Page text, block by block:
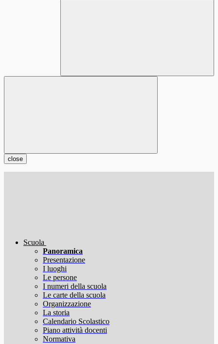
close
Scuola
Panoramica
Presentazione
I luoghi
Le persone
I numeri della scuola
Le carte della scuola
Organizzazione
La storia
Calendario Scolastico
Piano attività docenti
Normativa